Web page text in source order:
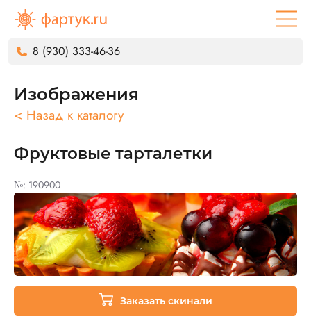
8 (930) 333-46-36
Изображения
< Назад к каталогу
Фруктовые тарталетки
№: 190900
Заказать скинали